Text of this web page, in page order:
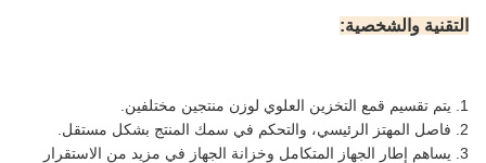
التقنية والشخصية:
1. يتم تقسيم قمع التخزين العلوي لوزن منتجين مختلفين.
2. فاصل المهتز الرئيسي، والتحكم في سمك المنتج بشكل مستقل.
3. يساهم إطار الجهاز المتكامل وخزانة الجهاز في مزيد من الاستقرار